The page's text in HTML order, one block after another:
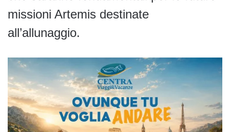
missioni Artemis destinate
all’allunaggio.